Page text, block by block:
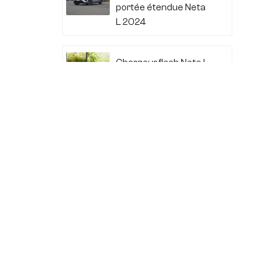
portée étendue Neta
L 2024
Chargeur flash Neta L